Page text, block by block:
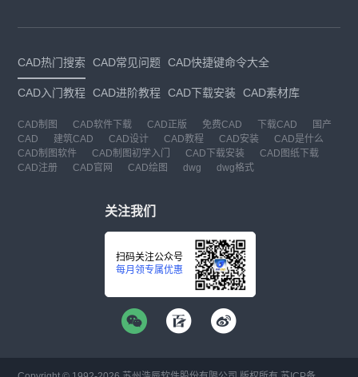
CAD热门搜索 CAD常见问题 CAD快捷键命令大全
CAD入门教程 CAD进阶教程 CAD下载安装 CAD素材库
CAD制图 CAD软件下载 CAD正版 免费CAD 下载CAD
国产
CAD
建筑CAD CAD设计 CAD教程 CAD安装
CAD是什么
CAD制图软件
CAD制图初学入门 CAD下载安装
CAD图纸下载
CAD注册
CAD官网 CAD绘图 dwg dwg格式
关注我们
扫码关注公众号
每月领专属优惠